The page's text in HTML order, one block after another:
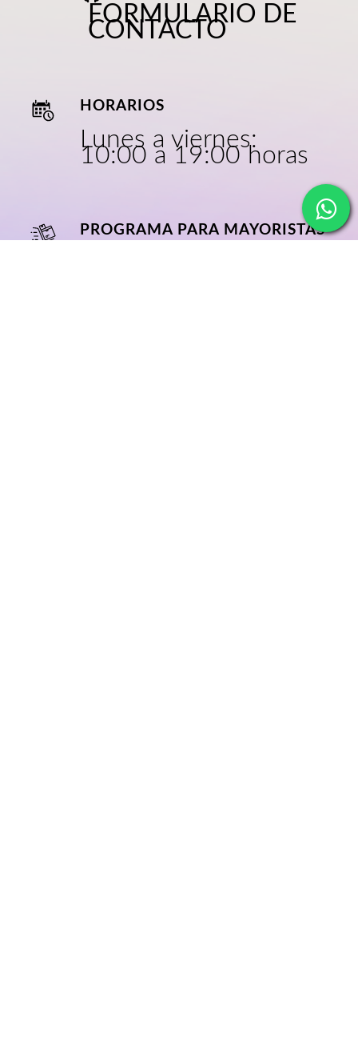
FORMULARIO DE
CONTACTO
HORARIOS
Lunes a viernes:
10:00 a 19:00 horas
PROGRAMA PARA MAYORISTAS